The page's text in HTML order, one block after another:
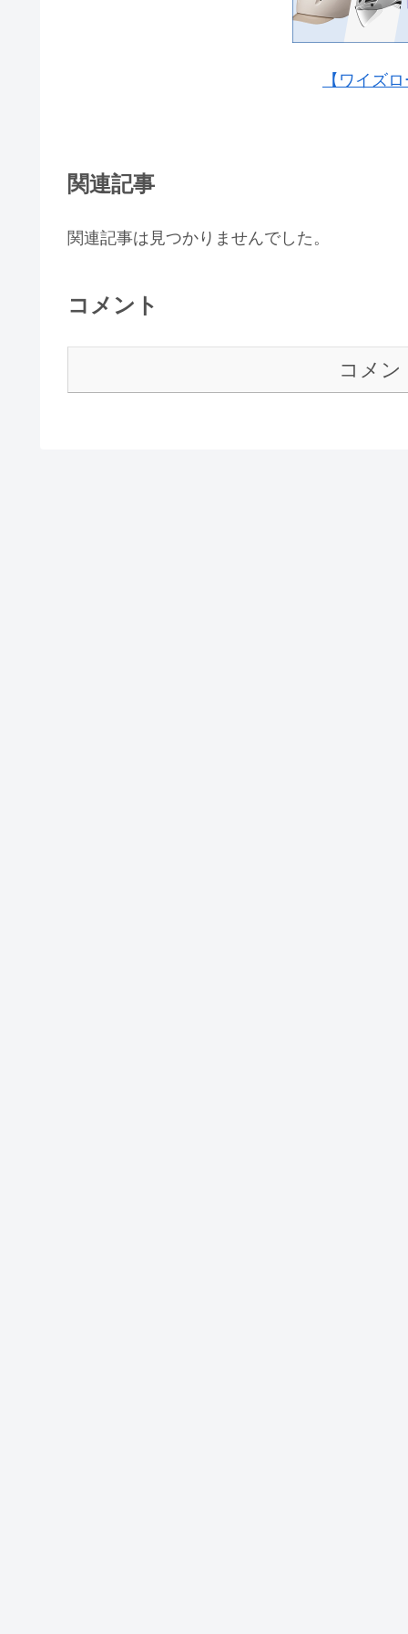
【ワイズ
関連記事
関連記事は見つかりませんでした。
コメント
コメン